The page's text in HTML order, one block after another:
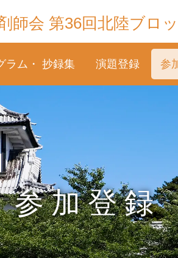
師会 第36回北陸ブロ
ラム・ 抄録集 演題登録 参
参加登録